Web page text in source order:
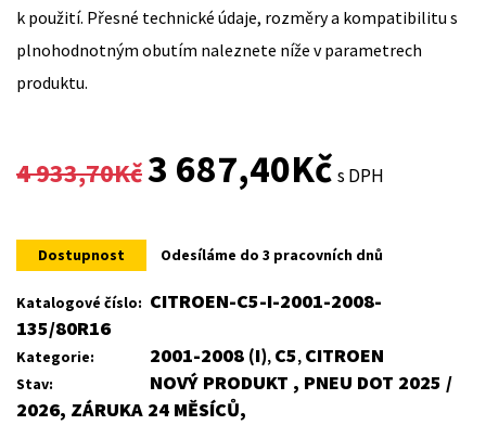
k použití. Přesné technické údaje, rozměry a kompatibilitu s
plnohodnotným obutím naleznete níže v parametrech
produktu.
4 933,70Kč
Original
was:
4
3 687,40KčCurrent
is:
3
s DPH
Dostupnost Odesíláme do 3 pracovních dnů
Katalogové číslo: CITROEN-C5-I-2001-2008-
135/80R16
Kategorie: 2001-2008 (I), C5, CITROEN
Stav:
NOVÝ PRODUKT , PNEU DOT 2025 /
2026, ZÁRUKA 24 MĚSÍCŮ,